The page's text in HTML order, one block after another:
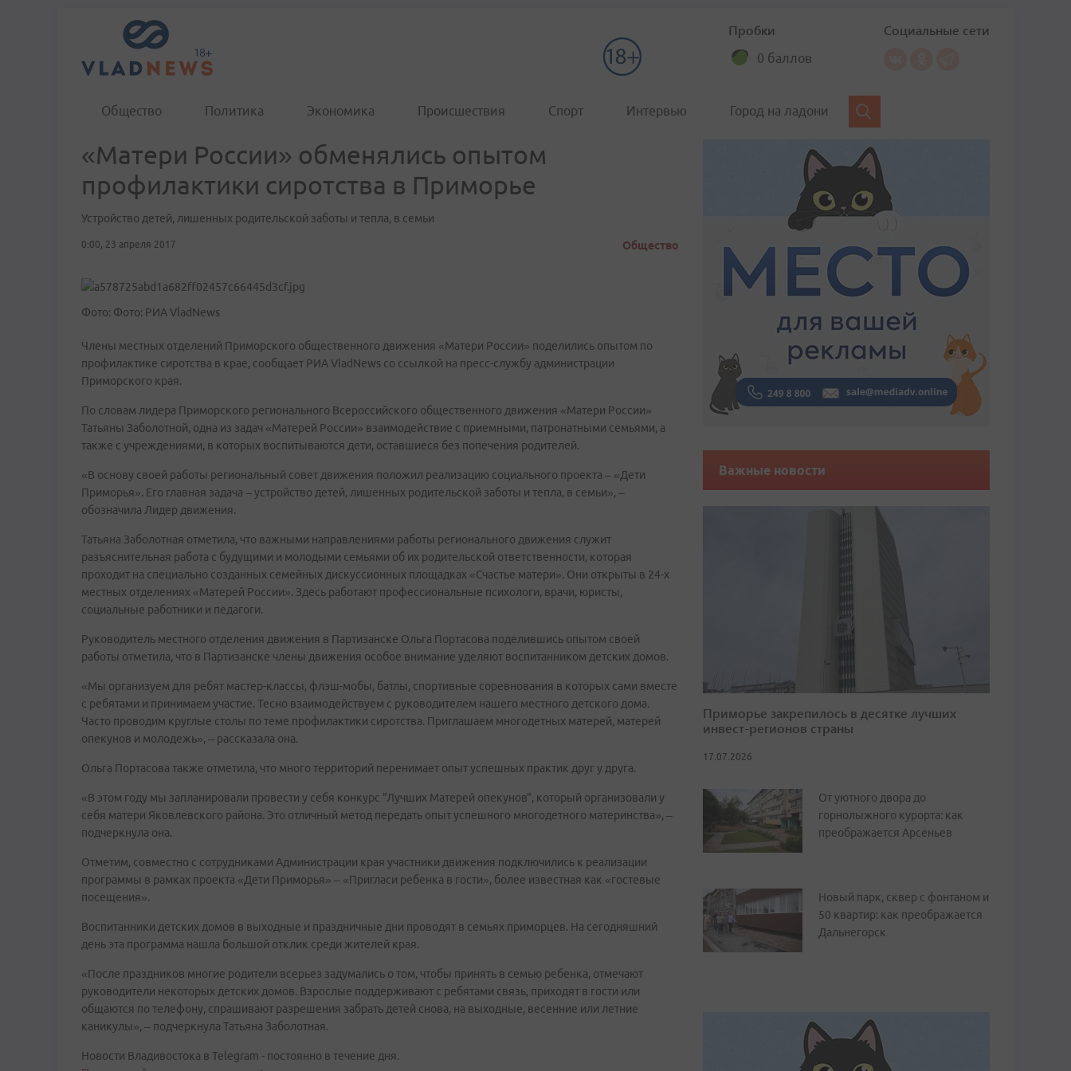
Пробки
0 баллов
Социальные сети
Общество Политика Экономика Происшествия Спорт Интервью Город на ладони
«Матери России» обменялись опытом
профилактики сиротства в Приморье
Устройство детей, лишенных родительской заботы и тепла, в семьи
0:00, 23 апреля 2017 Общество
Фото: Фото: РИА VladNews
Члены местных отделений Приморского общественного движения «Матери России» поделились опытом по
профилактике сиротства в крае, сообщает РИА VladNews со ссылкой на пресс-службу администрации
Приморского края.
По словам лидера Приморского регионального Всероссийского общественного движения «Матери России»
Татьяны Заболотной, одна из задач «Матерей России» взаимодействие с приемными, патронатными семьями, а
также с учреждениями, в которых воспитываются дети, оставшиеся без попечения родителей.
«В основу своей работы региональный совет движения положил реализацию социального проекта – «Дети
Приморья». Его главная задача – устройство детей, лишенных родительской заботы и тепла, в семьи», –
обозначила Лидер движения.
Татьяна Заболотная отметила, что важными направлениями работы регионального движения служит
разъяснительная работа с будущими и молодыми семьями об их родительской ответственности, которая
проходит на специально созданных семейных дискуссионных площадках «Счастье матери». Они открыты в 24-х
местных отделениях «Матерей России». Здесь работают профессиональные психологи, врачи, юристы,
социальные работники и педагоги.
Руководитель местного отделения движения в Партизанске Ольга Портасова поделившись опытом своей
работы отметила, что в Партизанске члены движения особое внимание уделяют воспитанником детских домов.
«Мы организуем для ребят мастер-классы, флэш-мобы, батлы, спортивные соревнования в которых сами вместе
с ребятами и принимаем участие. Тесно взаимодействуем с руководителем нашего местного детского дома.
Часто проводим круглые столы по теме профилактики сиротства. Приглашаем многодетных матерей, матерей
опекунов и молодежь», – рассказала она.
Ольга Портасова также отметила, что много территорий перенимает опыт успешных практик друг у друга.
«В этом году мы запланировали провести у себя конкурс "Лучших Матерей опекунов", который организовали у
себя матери Яковлевского района. Это отличный метод передать опыт успешного многодетного материнства», –
подчеркнула она.
Отметим, совместно с сотрудниками Администрации края участники движения подключились к реализации
программы в рамках проекта «Дети Приморья» – «Пригласи ребенка в гости», более известная как «гостевые
посещения».
Воспитанники детских домов в выходные и праздничные дни проводят в семьях приморцев. На сегодняшний
день эта программа нашла большой отклик среди жителей края.
«После праздников многие родители всерьез задумались о том, чтобы принять в семью ребенка, отмечают
руководители некоторых детских домов. Взрослые поддерживают с ребятами связь, приходят в гости или
общаются по телефону, спрашивают разрешения забрать детей снова, на выходные, весенние или летние
каникулы», – подчеркнула Татьяна Заболотная.
Новости Владивостока в Telegram - постоянно в течение дня.
Важные новости
Приморье закрепилось в десятке лучших
инвест-регионов страны
17.07.2026
От уютного двора до
горнолыжного курорта: как
преображается Арсеньев
Новый парк, сквер с фонтаном и
50 квартир: как преображается
Дальнегорск